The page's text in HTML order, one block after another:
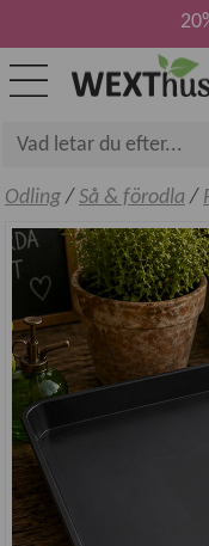
Odling/ Så & förodla /